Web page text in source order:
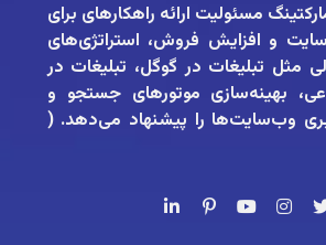
مسئولیت ارائه راهکارهای برای
سایت و افزایش فروش، استراتژی‌های
مثل تبلیغات در گوگل، تبلیغات در
بهینه‌سازی موتورهای جستجو و
وب‌سایت‌ها را پیشنهاد می‌دهد. (